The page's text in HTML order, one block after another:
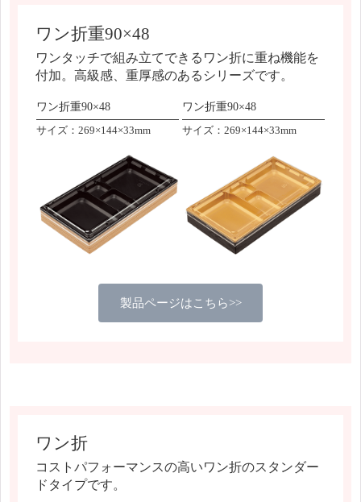
ワン折重90×48
ワンタッチで組み立てできるワン折に重ね機能を
付加。高級感、重厚感のあるシリーズです。
ワン折重90×48
サイズ：269×144×33mm
ワン折重90×48
サイズ：269×144×33mm
製品ページはこちら>>
ワン折
コストパフォーマンスの高いワン折のスタンダー
ドタイプです。